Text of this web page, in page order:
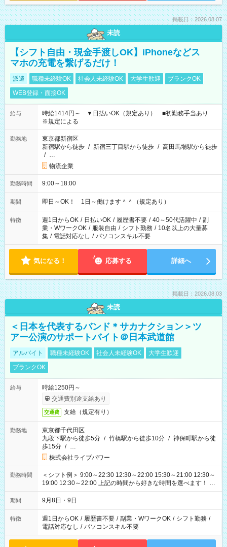
掲載日：2026.08.07
未読
【シフト自由・現金手渡しOK】iPhoneなどス
マホの充電を繋げるだけ！
派遣 職種未経験OK 社会人未経験OK 大学生歓迎
ブランクOK
WEB登録・面接OK
給与
時給1414円～ ▼日払いOK（規定あり） ■初勤務手当あり
※規定による
勤務地
東京都新宿区
新宿駅から徒歩 / 新宿三丁目駅から徒歩 / 高田馬場駅から徒歩
/ …
物流企業
勤務時間 9:00～18:00
期間 即日～OK！ 1日～働けます＾＾（規定あり）
特徴 週1日からOK / 日払いOK / 履歴書不要 / 40～50代活躍中 / 副
業・WワークOK / 服装自由 / シフト勤務 / 10名以上の大量募
集 / 電話対応なし / パソコンスキル不要
気になる！ 応募する 詳細へ
掲載日：2026.08.03
未読
＜日本を代表するバンド＊サカナクション＞ツ
アー公演のサポートバイト＠日本武道館
アルバイト 職種未経験OK 社会人未経験OK
大学生歓迎
ブランクOK
給与
時給1250円～
交通費別途支給あり
交通費 支給（規定有り）
勤務地
東京都千代田区
九段下駅から徒歩5分 / 竹橋駅から徒歩10分 / 神保町駅から徒
歩15分 / …
株式会社ライブパワー
勤務時間
＜シフト例＞ 9:00～22:30 12:30～22:00 15:30～21:00 12:30～
19:00 12:30～22:00 上記の時間から好きな時間を選べます！ ※
時間は変更となる可能性があります
期間 9月8日・9日
特徴 週1日からOK / 履歴書不要 / 副業・WワークOK / シフト勤務 /
電話対応なし / パソコンスキル不要